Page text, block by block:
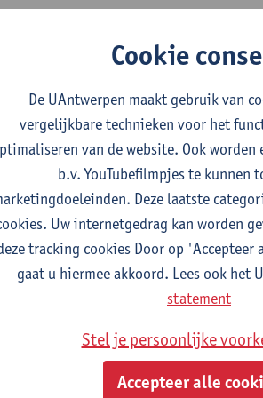
2026-2027 2025-2026
in de geestelijke
en de
en de
en de
en de
in mental health care
Sciences and Physiotherapy:
Cookie
De UAntwerpen maakt gebruik van
vergelijkbare technieken voor het
van de website. Ook worden
b.v. YouTubefilmpjes te kunnen
Deze laatste
Uw internetgedrag kan worden
tracking cookies Door op
gaat u hiermee akkoord. Lees ook het
statement
Stel je persoonlijke
Accepteer alle